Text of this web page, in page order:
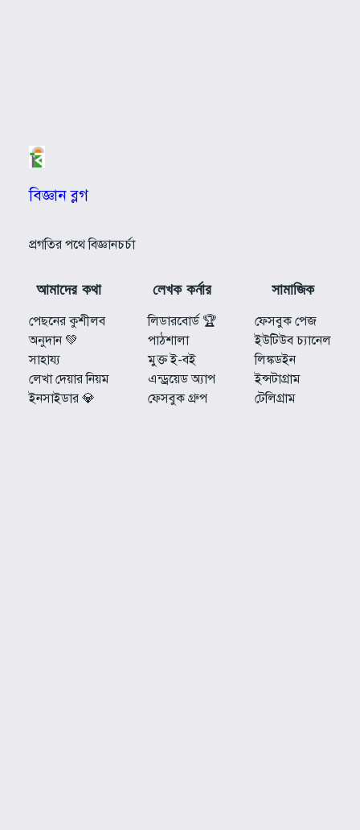
বিজ্ঞান ব্লগ
প্রগতির পথে বিজ্ঞানচর্চা
আমাদের কথা
পেছনের কুশীলব
অনুদান 💚
সাহায্য
লেখা দেয়ার নিয়ম
ইনসাইডার 💎
লেখক কর্নার
লিডারবোর্ড 🏆
পাঠশালা
মুক্ত ই-বই
এন্ড্রয়েড অ্যাপ
ফেসবুক গ্রুপ
সামাজিক
ফেসবুক পেজ
ইউটিউব চ্যানেল
লিঙ্কডইন
ইন্সটাগ্রাম
টেলিগ্রাম